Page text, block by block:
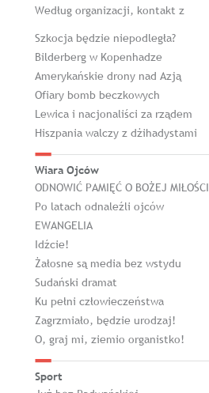
Według organizacji, kontakt z
Szkocja będzie niepodległa?
Bilderberg w Kopenhadze
Amerykańskie drony nad Azją
Ofiary bomb beczkowych
Lewica i nacjonaliści za rządem
Hiszpania walczy z dżihadystami
Wiara Ojców
ODNOWIĆ PAMIĘĆ O BOŻEJ MIŁOŚCI
Po latach odnaleźli ojców
EWANGELIA
Idźcie!
Żałosne są media bez wstydu
Sudański dramat
Ku pełni człowieczeństwa
Zagrzmiało, będzie urodzaj!
O, graj mi, ziemio organistko!
Sport